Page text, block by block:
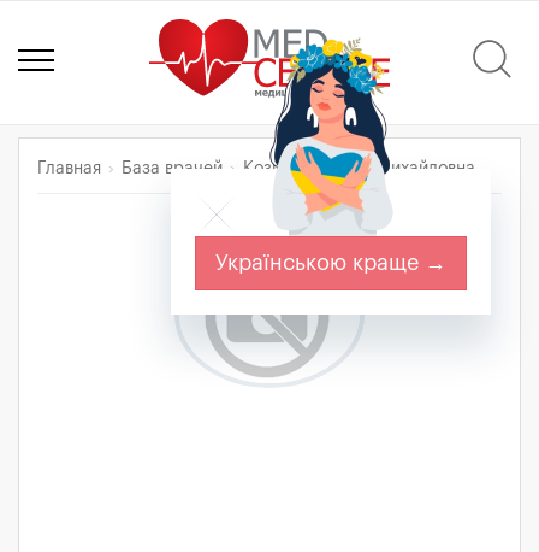
Главная База врачей Козицкая Янина Михайловна
Українською краще →